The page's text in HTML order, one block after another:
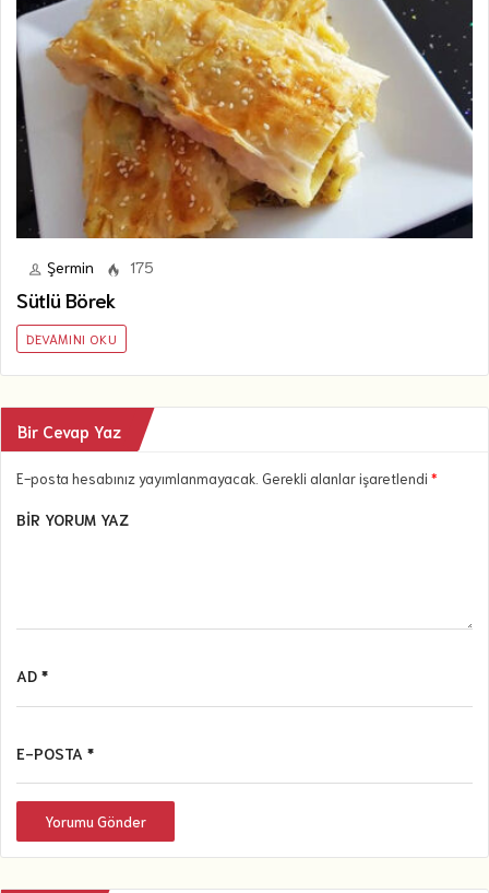
Şermin 175
Sütlü Börek
DEVAMINI OKU
Bir Cevap Yaz
E-posta hesabınız yayımlanmayacak. Gerekli alanlar işaretlendi *
BIR YORUM YAZ
AD *
E-POSTA *
Yorumu Gönder